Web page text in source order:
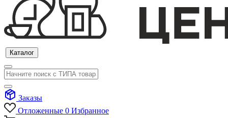
Каталог
Заказы
Отложенные 0 Избранное